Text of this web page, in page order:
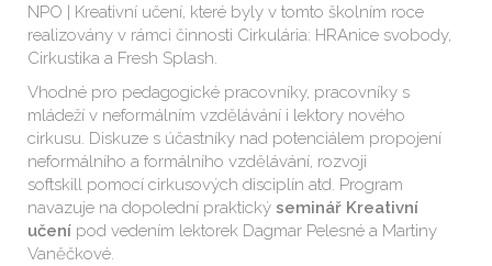
NPO | Kreativní učení, které byly v tomto školním roce
realizovány v rámci činnosti Cirkulária: HRAnice svobody,
Cirkustika a Fresh Splash.
Vhodné pro pedagogické pracovníky, pracovníky s
mládeží v neformálním vzdělávání i lektory nového
cirkusu. Diskuze s účastníky nad potenciálem propojení
neformálního a formálního vzdělávání, rozvoji
softskill pomocí cirkusových disciplín atd. Program
navazuje na dopolední praktický seminář Kreativní
učení pod vedením lektorek Dagmar Pelesné a Martiny
Vaněčkové.